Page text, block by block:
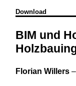
Download
BIM und
Florian Willers –